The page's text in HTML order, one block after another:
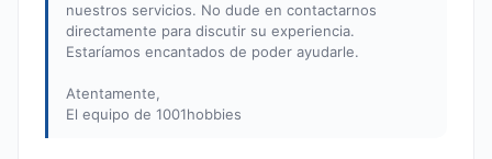
nuestros servicios. No dude en contactarnos
directamente para discutir su experiencia.
Estaríamos encantados de poder ayudarle.
Atentamente,
El equipo de 1001hobbies